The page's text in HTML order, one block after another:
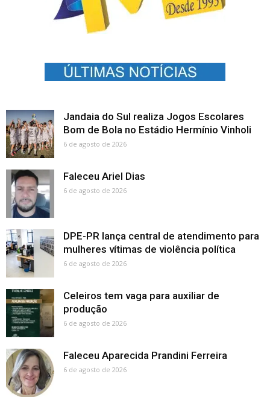
Jandaia do Sul realiza Jogos Escolares
Bom de Bola no Estádio Hermínio Vinholi
6 de agosto de 2026
Faleceu Ariel Dias
6 de agosto de 2026
DPE-PR lança central de atendimento para
mulheres vítimas de violência política
6 de agosto de 2026
Celeiros tem vaga para auxiliar de
produção
6 de agosto de 2026
Faleceu Aparecida Prandini Ferreira
6 de agosto de 2026